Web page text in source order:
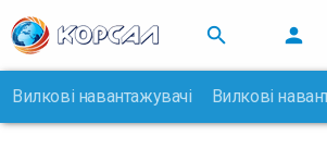
 
Вилкові навантажувачі Вилкові